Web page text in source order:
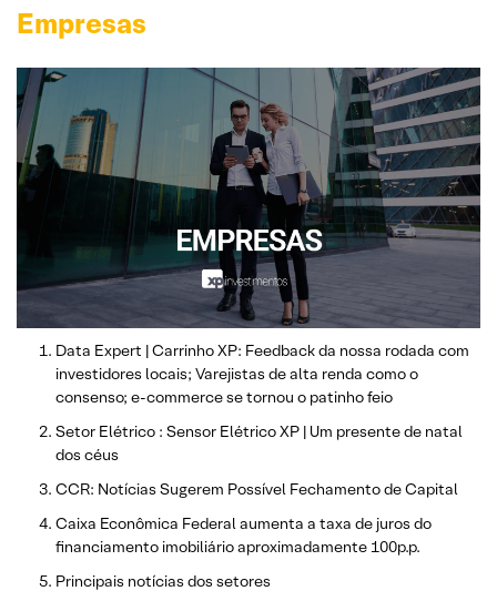
Empresas
Data Expert | Carrinho XP: Feedback da nossa rodada com
investidores locais; Varejistas de alta renda como o
consenso; e-commerce se tornou o patinho feio
Setor Elétrico : Sensor Elétrico XP | Um presente de natal
dos céus
CCR: Notícias Sugerem Possível Fechamento de Capital
Caixa Econômica Federal aumenta a taxa de juros do
financiamento imobiliário aproximadamente 100p.p.
Principais notícias dos setores